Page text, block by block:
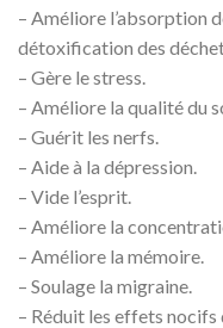
– Améliore l’absorption
détoxification des
– Gère le stress.
– Améliore la qualité du
– Guérit les nerfs.
– Aide à la dépression.
– Vide l’esprit.
– Améliore la
– Améliore la mémoire.
– Soulage la migraine.
– Réduit les effets